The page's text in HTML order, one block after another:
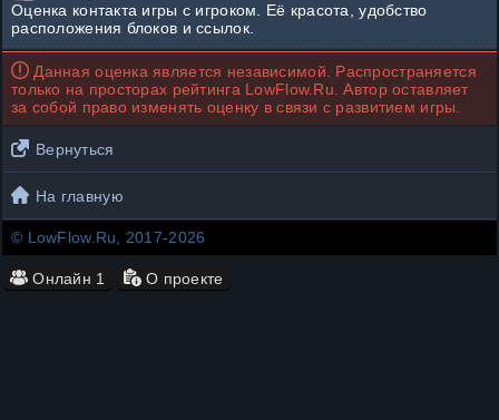
Оценка контакта игры с игроком. Её красота, удобство
расположения блоков и ссылок.
Данная оценка является независимой. Распространяется
только на просторах рейтинга LowFlow.Ru. Автор оставляет
за собой право изменять оценку в связи с развитием игры.
Вернуться
На главную
© LowFlow.Ru, 2017-2026
Онлайн 1 О проекте